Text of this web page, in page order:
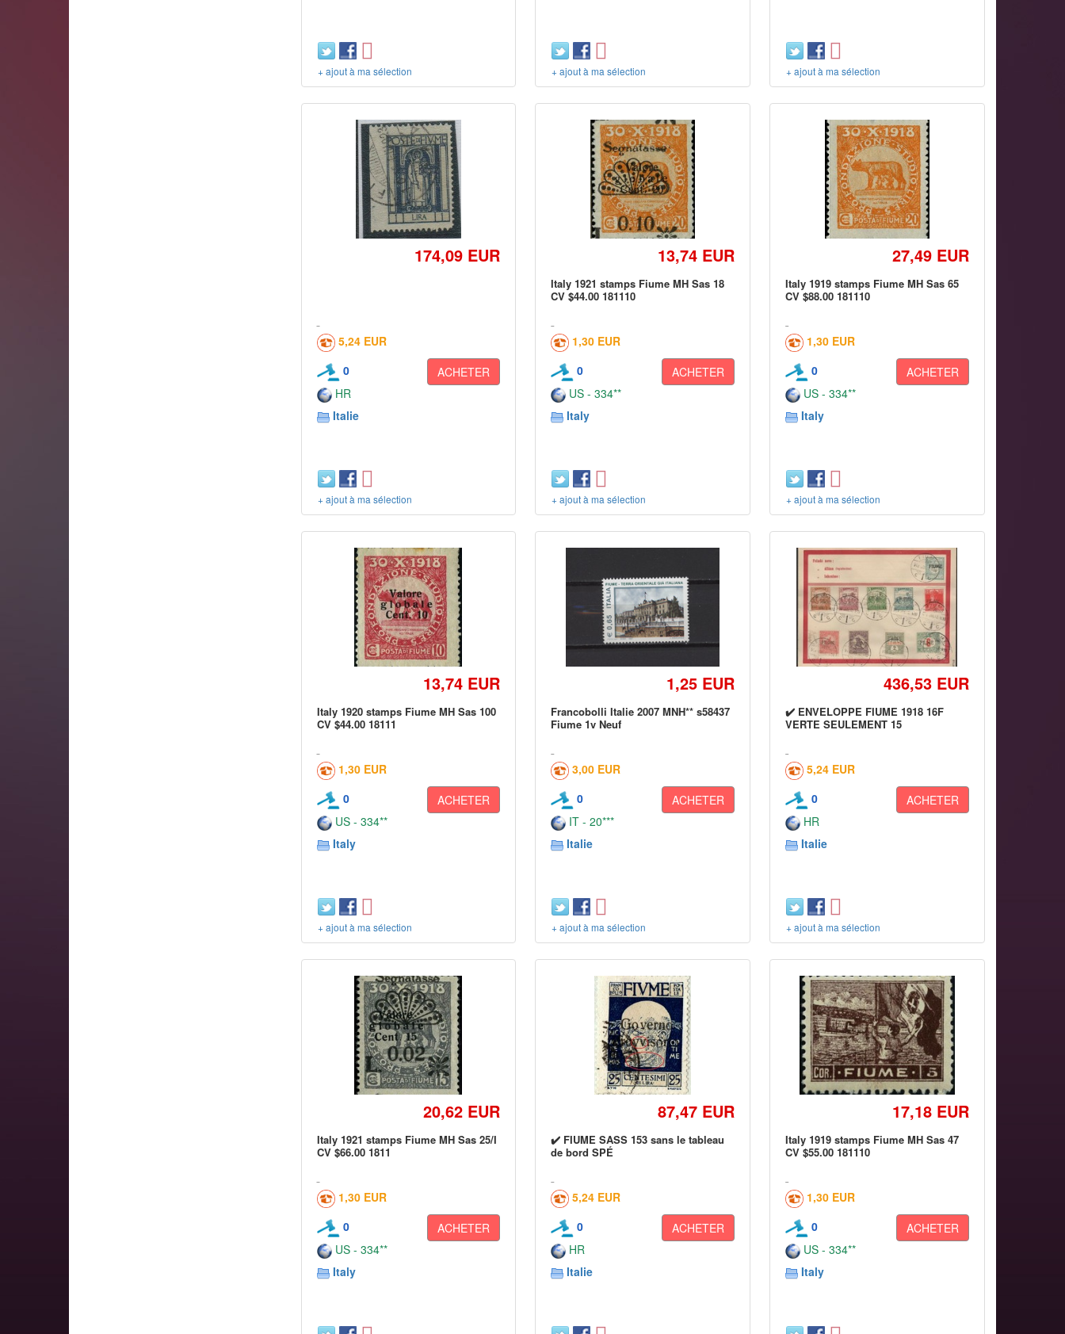
+ ajout à ma sélection + ajout à ma sélection + ajout à ma sélection
174,09 EUR
5,24 EUR
0
ACHETER
HR
Italie
+ ajout à ma sélection
13,74 EUR
Italy 1921 stamps Fiume MH Sas 18
CV $44.00 181110
1,30 EUR
0
ACHETER
US - 334**
Italy
+ ajout à ma sélection
27,49 EUR
Italy 1919 stamps Fiume MH Sas 65
CV $88.00 181110
1,30 EUR
0
ACHETER
US - 334**
Italy
+ ajout à ma sélection
13,74 EUR
Italy 1920 stamps Fiume MH Sas 100
CV $44.00 18111
1,30 EUR
0
ACHETER
US - 334**
Italy
+ ajout à ma sélection
1,25 EUR
Francobolli Italie 2007 MNH** s58437
Fiume 1v Neuf
3,00 EUR
0
ACHETER
IT - 20***
Italie
+ ajout à ma sélection
436,53 EUR
✔️ ENVELOPPE FIUME 1918 16F
VERTE SEULEMENT 15
5,24 EUR
0
ACHETER
HR
Italie
+ ajout à ma sélection
20,62 EUR
Italy 1921 stamps Fiume MH Sas 25/I
CV $66.00 1811
1,30 EUR
0
ACHETER
US - 334**
Italy
87,47 EUR
✔️ FIUME SASS 153 sans le tableau
de bord SPÉ
5,24 EUR
0
ACHETER
HR
Italie
17,18 EUR
Italy 1919 stamps Fiume MH Sas 47
CV $55.00 181110
1,30 EUR
0
ACHETER
US - 334**
Italy